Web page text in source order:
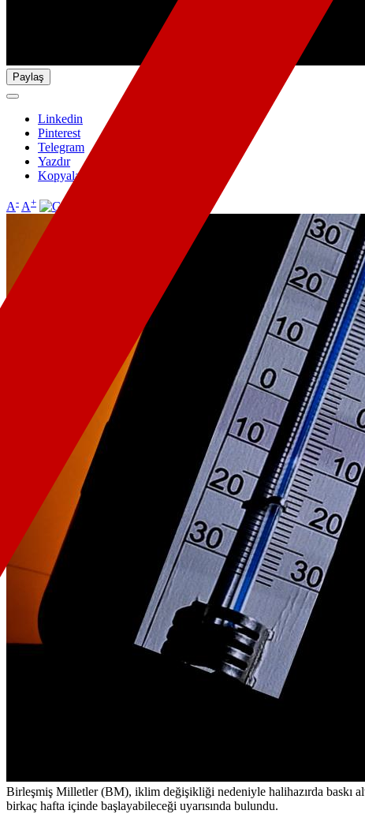
Paylaş
Linkedin
Pinterest
Telegram
Yazdır
Kopyala
A- A+
Birleşmiş Milletler (BM), iklim değişikliği nedeniyle halihazırda baskı
birkaç hafta içinde başlayabileceği uyarısında bulundu.